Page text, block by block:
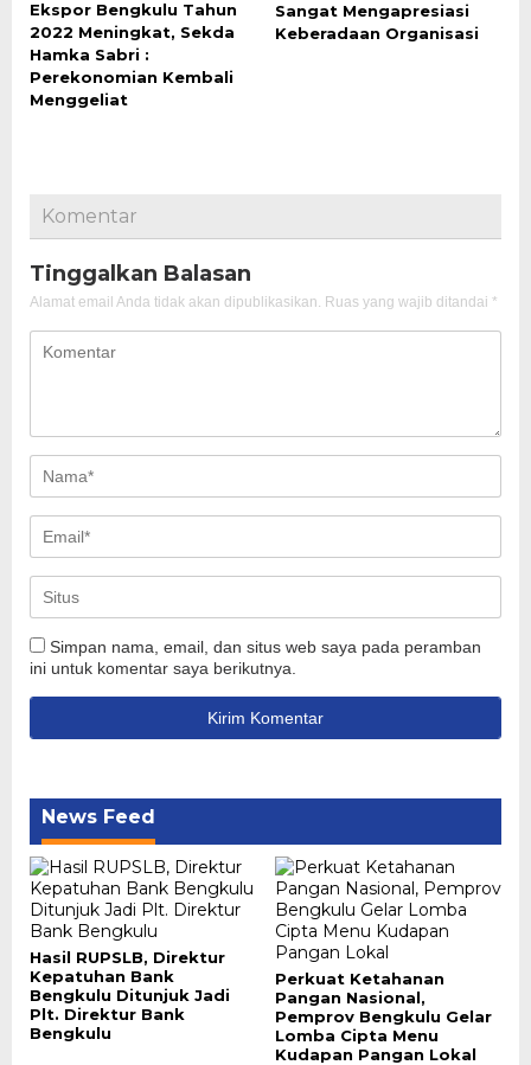
Ekspor Bengkulu Tahun
2022 Meningkat, Sekda
Hamka Sabri :
Perekonomian Kembali
Menggeliat
Sangat Mengapresiasi
Keberadaan Organisasi
Komentar
Tinggalkan Balasan
Alamat email Anda tidak akan dipublikasikan. Ruas yang wajib ditandai *
Simpan nama, email, dan situs web saya pada peramban
ini untuk komentar saya berikutnya.
News Feed
Hasil RUPSLB, Direktur
Kepatuhan Bank
Bengkulu Ditunjuk Jadi
Plt. Direktur Bank
Bengkulu
Perkuat Ketahanan
Pangan Nasional,
Pemprov Bengkulu Gelar
Lomba Cipta Menu
Kudapan Pangan Lokal